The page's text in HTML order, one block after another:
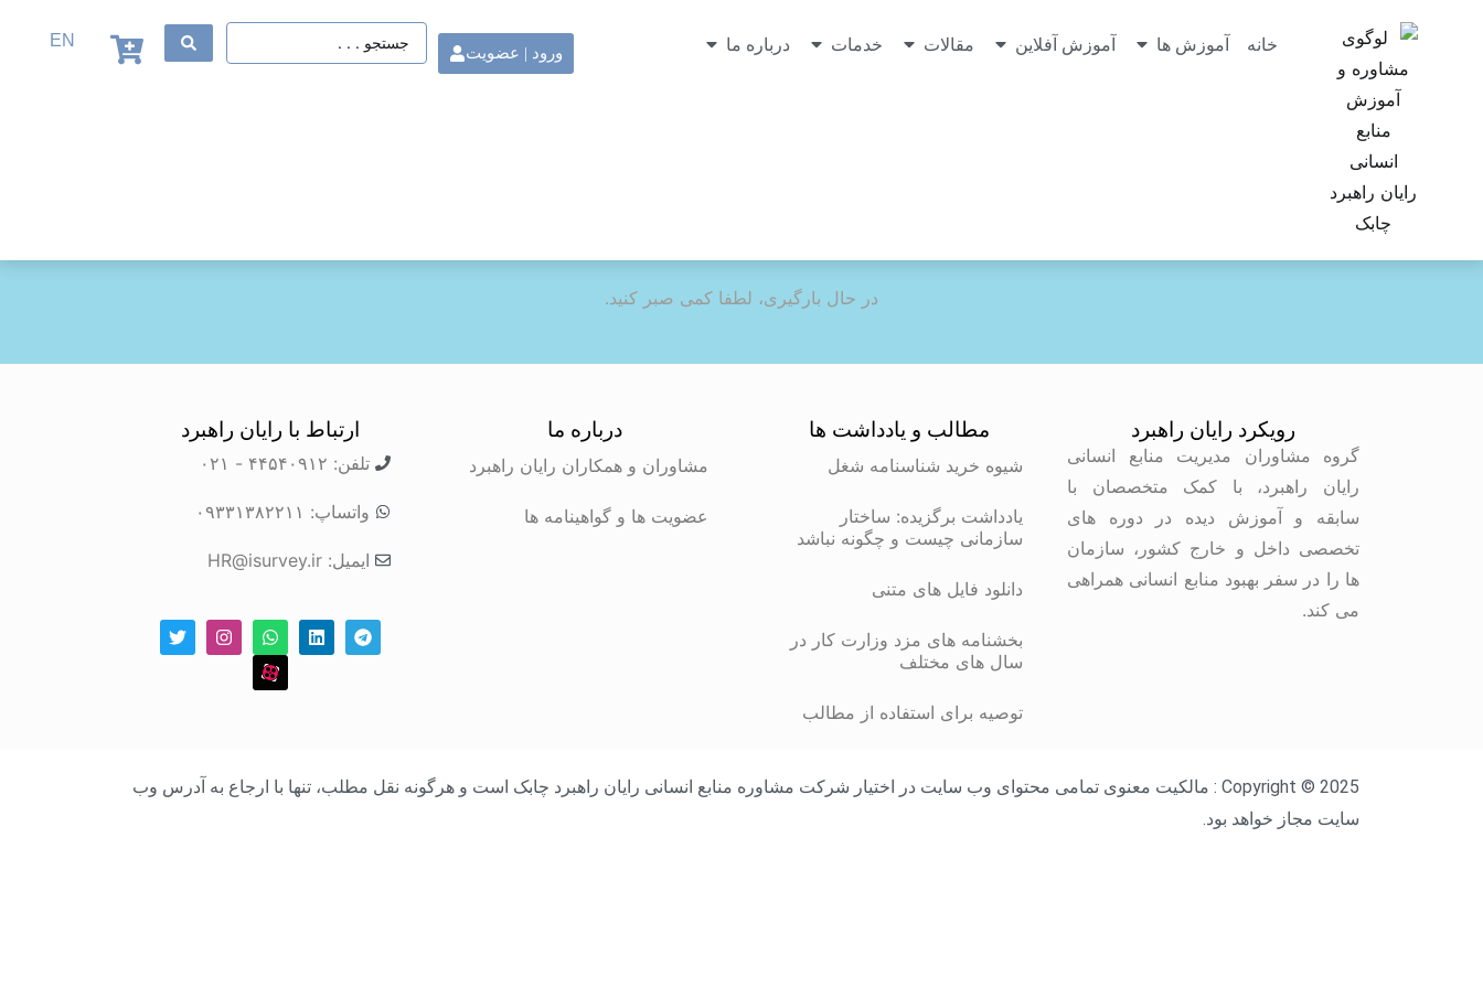
خانه آموزش ها آموزش آفلاین مقالات خدمات درباره ما ورود | عضویت
EN
در حال بارگیری، لطفا کمی صبر کنید.
رویکرد رایان راهبرد
گروه مشاوران مدیریت منابع انسانی
رایان راهبرد، با کمک متخصصان با
سابقه و آموزش دیده در دوره های
تخصصی داخل و خارج کشور، سازمان
ها را در سفر بهبود منابع انسانی همراهی
می کند.
مطالب و یادداشت ها
شیوه خرید شناسنامه شغل
یادداشت برگزیده: ساختار
سازمانی چیست و چگونه نباشد
دانلود فایل های متنی
بخشنامه های مزد وزارت کار در
سال های مختلف
توصیه برای استفاده از مطالب
درباره ما
مشاوران و همکاران رایان راهبرد
عضویت ها و گواهینامه ها
ارتباط با رایان راهبرد
تلفن: ۴۴۵۴۰۹۱۲ - ۰۲۱
واتساپ: ۰۹۳۳۱۳۸۲۲۱۱
ایمیل: HR@isurvey.ir
Copyright © 2025 : مالکیت معنوی تمامی محتوای وب سایت در اختیار شرکت مشاوره منابع انسانی رایان راهبرد چابک است و هرگونه نقل مطلب، تنها با ارجاع به آدرس وب
سایت مجاز خواهد بود.